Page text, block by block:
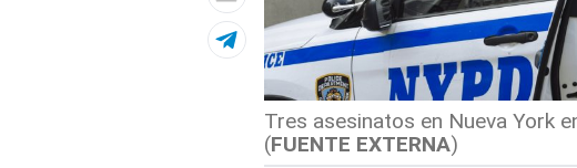
Tres asesinatos en Nueva York
(FUENTE EXTERNA)